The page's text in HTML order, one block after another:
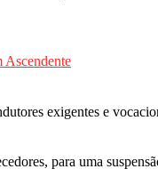
exigentes e
para uma